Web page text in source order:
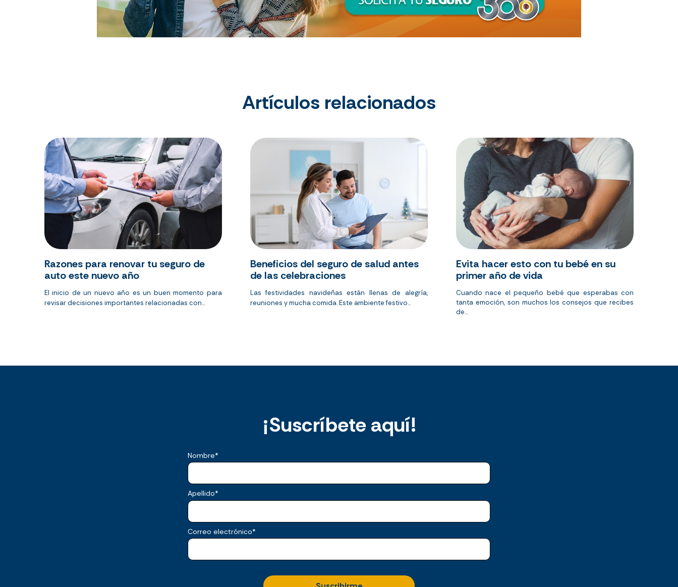
Artículos relacionados
Razones para renovar tu seguro de
auto este nuevo año
El inicio de un nuevo año es un buen momento para
revisar decisiones importantes relacionadas con...
Beneficios del seguro de salud antes
de las celebraciones
Las festividades navideñas están llenas de alegría,
reuniones y mucha comida. Este ambiente festivo...
Evita hacer esto con tu bebé en su
primer año de vida
Cuando nace el pequeño bebé que esperabas con
tanta emoción, son muchos los consejos que recibes
de...
¡Suscríbete aquí!
Nombre*
Apellido*
Correo electrónico*